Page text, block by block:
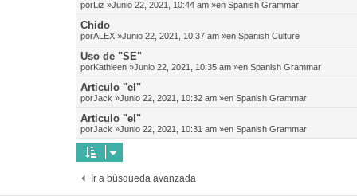
porLiz »Junio 22, 2021, 10:44 am »en Spanish Grammar
Chido
porALEX »Junio 22, 2021, 10:37 am »en Spanish Culture
Uso de "SE"
porKathleen »Junio 22, 2021, 10:35 am »en Spanish Grammar
Articulo "el"
porJack »Junio 22, 2021, 10:32 am »en Spanish Grammar
Articulo "el"
porJack »Junio 22, 2021, 10:31 am »en Spanish Grammar
Ir a búsqueda avanzada